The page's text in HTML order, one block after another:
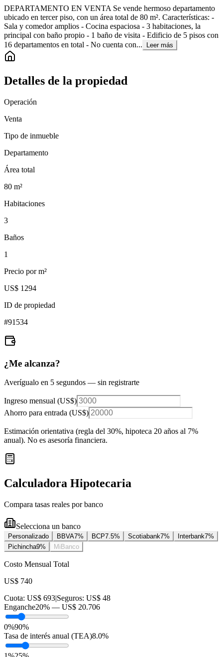
DEPARTAMENTO EN VENTA Se vende hermoso departamento
ubicado en tercer piso, con un área total de 80 m². Características: -
Sala y comedor amplios - Cocina espaciosa - 3 habitaciones, la
principal con baño propio - 1 baño de visita - Edificio de 5 pisos con
16 departamentos en total - No cuenta con...
Leer más
Detalles de la propiedad
Operación
Venta
Tipo de inmueble
Departamento
Área total
80 m²
Habitaciones
3
Baños
1
Precio por m²
US$ 1294
ID de propiedad
#91534
¿Me alcanza?
Averígualo en 5 segundos — sin registrarte
Ingreso mensual (US$)
Ahorro para entrada (US$)
Estimación orientativa (regla del 30%, hipoteca 20 años al 7%
anual). No es asesoría financiera.
Calculadora Hipotecaria
Compara tasas reales por banco
Selecciona un banco
Personalizado BBVA7% BCP7.5% Scotiabank7% Interbank7%
Pichincha9% MiBanco
Costo Mensual Total
US$ 740
Cuota: US$ 693|Seguros: US$ 48
Enganche20% — US$ 20.706
0%90%
Tasa de interés anual (TEA)8.0%